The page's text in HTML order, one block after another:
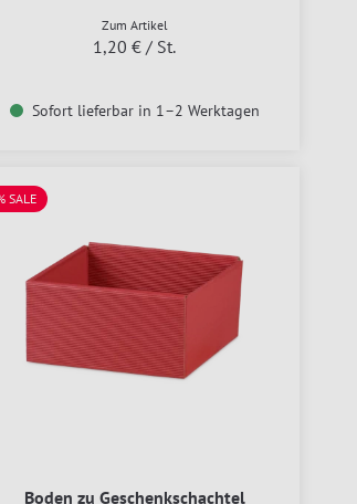
Zum Artikel
1,20 € / St.
Sofort lieferbar in 1–2 Werktagen
SALE
Boden zu Geschenkschachtel